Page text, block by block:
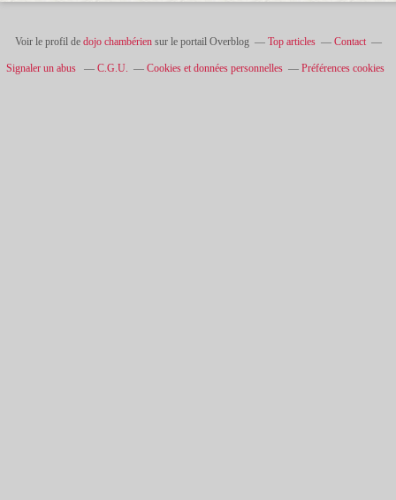
Voir le profil de dojo chambériensur le portail Overblog Top articles Contact
Signaler un abus C.G.U. Cookies et données personnelles Préférences cookies